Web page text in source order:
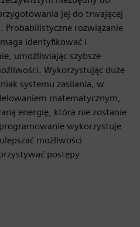
jej do trwającej
Probabilistyczne rozwiązanie
identyfikować i
umożliwiając szybsze
Wykorzystując duże
systemu zasilania, w
matematycznym,
energię, która nie zostanie
wykorzystuje
możliwości
postępy